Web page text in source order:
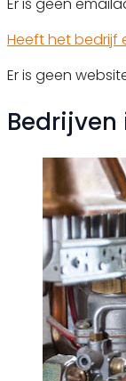
Heeft het bedrijf
Er is geen